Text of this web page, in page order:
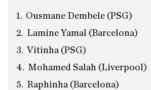
Ousmane Dembele (PSG)
Lamine Yamal (Barcelona)
Vitinha (PSG)
Mohamed Salah (Liverpool)
Raphinha (Barcelona)